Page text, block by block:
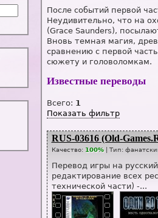
После событий первой
Неудивительно, что на
(Grace Saunders),
Вновь темная магия,
сравнению с первой
сюжету и головоломкам.
Известные переводы
Всего: 1
Показать фильтр
RUS-03616 (Old-
Качество: 100% | Тип:
Перевод игры на
редактирование всех
технической части) -...